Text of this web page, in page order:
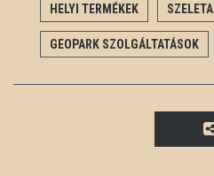
HELYI TERMÉKEK
GEOPARK SZOLGÁLTATÁSOK